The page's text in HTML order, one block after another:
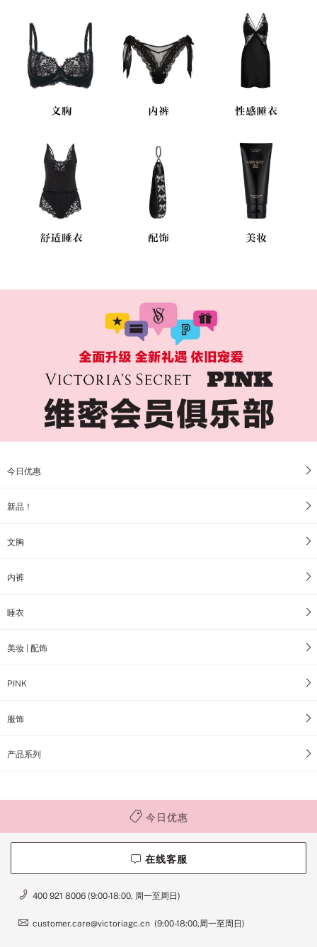
今日优惠
新品！
文胸
内裤
睡衣
美妆 | 配饰
PINK
服饰
产品系列
今日优惠
在线客服
400 921 8006 (9:00-18:00, 周一至周日)
customer.care@victoriagc.cn (9:00-18:00,周一至周日)